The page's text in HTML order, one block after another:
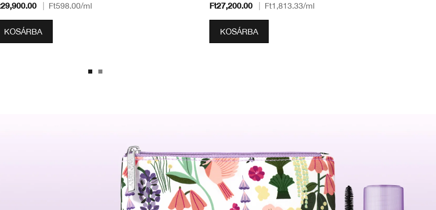
Ft598.00/ml
KOSÁRBA
Ft27,200.00 Ft1,813.33/ml
KOSÁRBA